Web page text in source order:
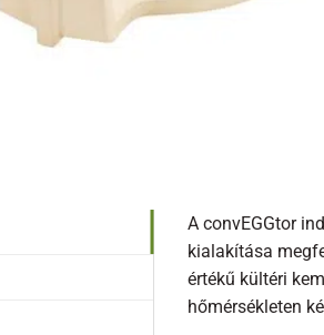
A convEGGtor
kialakítása
értékű kültéri
hőmérsékleten